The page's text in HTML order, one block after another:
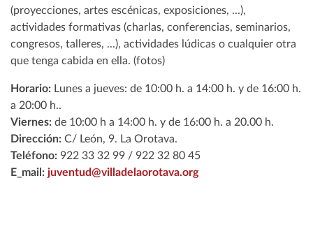
(proyecciones, artes escénicas, exposiciones, ...),
actividades formativas (charlas, conferencias, seminarios,
congresos, talleres, ...), actividades lúdicas o cualquier otra
que tenga cabida en ella. (fotos)
Horario: Lunes a jueves: de 10:00 h. a 14:00 h. y de 16:00 h.
a 20:00 h..
Viernes: de 10:00 h a 14:00 h. y de 16:00 h. a 20.00 h.
Dirección: C/ León, 9. La Orotava.
Teléfono: 922 33 32 99 / 922 32 80 45
E_mail: juventud@villadelaorotava.org